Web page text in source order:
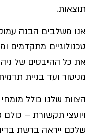
תוצאות.
אנו משלבים הבנה
טכנולוגיים מתקדמים
את כל ההיבטים של
מניטור ועד בניית
ויועצי תקשורת –
שלכם ייראה ברשת